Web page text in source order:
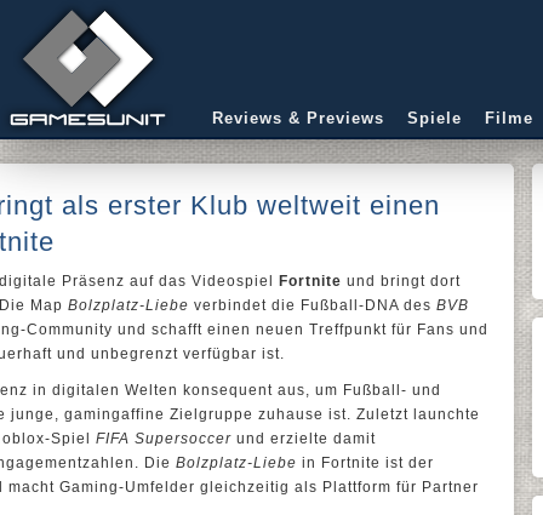
Reviews & Previews Spiele Filme
als erster Klub weltweit einen
Präsenz auf das Videospiel Fortnite und bringt dort
Map Bolzplatz-Liebe verbindet die Fußball-DNA des BVB
Community und schafft einen neuen Treffpunkt für Fans und
und unbegrenzt verfügbar ist.
in digitalen Welten konsequent aus, um Fußball- und
junge, gamingaffine Zielgruppe zuhause ist. Zuletzt launchte
Spiel FIFA Supersoccer und erzielte damit
Die Bolzplatz-Liebe in Fortnite ist der
Gaming-Umfelder gleichzeitig als Plattform für Partner